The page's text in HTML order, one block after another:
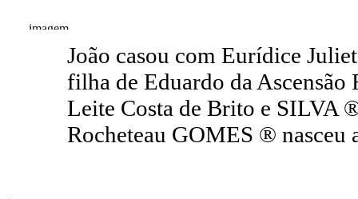
João casou com Eurídice
filha de Eduardo da
Leite Costa de Brito e SILVA
Rocheteau GOMES ® nasceu